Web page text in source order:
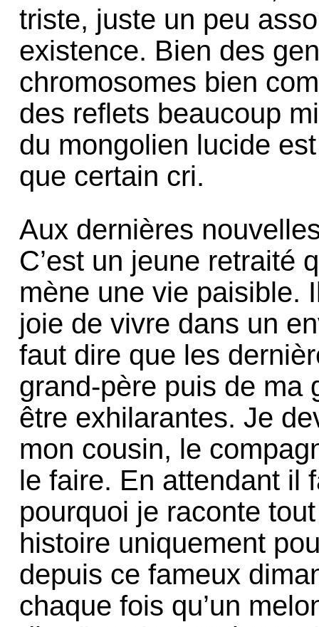
triste, juste un peu
existence. Bien des
chromosomes bien
des reflets beaucoup
du mongolien lucide
que certain cri.
Aux dernières
C’est un jeune retraité
mène une vie paisible.
joie de vivre dans un
faut dire que les
grand-père puis de ma
être exhilarantes. Je
mon cousin, le
le faire. En attendant il
pourquoi je raconte
histoire uniquement
depuis ce fameux
chaque fois qu’un